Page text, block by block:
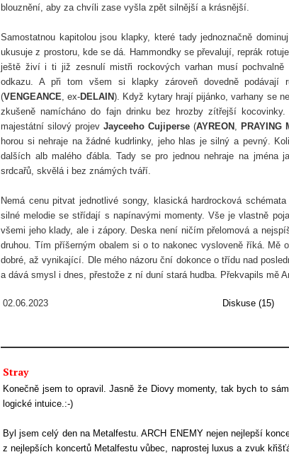
blouznění, aby za chvíli zase vyšla zpět silnější a krásnější.
Samostatnou kapitolou jsou klapky, které tady jednoznačně
ukusuje z prostoru, kde se dá. Hammondky se převalují, reprák
ještě živí i ti již zesnulí mistři rockových varhan musí pochvalně
odkazu. A při tom všem si klapky zároveň dovedně
(VENGEANCE, ex-DELAIN). Když kytary hrají pijánko, varhany se
zkušeně namícháno do fajn drinku bez hrozby zítřejší
majestátní silový projev Jayceeho Cujiperse(AYREON , PRAYING
horou si nehraje na žádné kudrlinky, jeho hlas je silný a pevný.
dalších alb malého ďábla. Tady se pro jednou nehraje na jména
srdcařů, skvělá i bez známých tváří.
Nemá cenu pitvat jednotlivé songy, klasická hardrocková
silné melodie se střídají s napínavými momenty. Vše je vlastně
všemi jeho klady, ale i zápory. Deska není ničím přelomová a
druhou. Tím příšerným obalem si o to nakonec vysloveně říká. Mě
dobré, až vynikající. Dle mého názoru ční dokonce o třídu nad
a dává smysl i dnes, přestože z ní duní stará hudba. Překvapils mě
02.06.2023 Diskuse (15)
Stray
Konečně jsem to opravil. Jasně že Diovy momenty, tak bych to
logické intuice.:-)
Byl jsem celý den na Metalfestu. ARCH ENEMY nejen nejlepší
z nejlepších koncertů Metalfestu vůbec, naprostej luxus a zvuk